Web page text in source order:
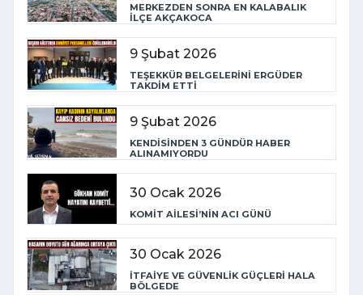
MERKEZDEN SONRA EN KALABALIK
İLÇE AKÇAKOCA
9 Şubat 2026
TEŞEKKÜR BELGELERİNİ ERGÜDER
TAKDİM ETTİ
9 Şubat 2026
KENDİSİNDEN 3 GÜNDÜR HABER
ALINAMIYORDU
30 Ocak 2026
KOMİT AİLESİ’NİN ACI GÜNÜ
30 Ocak 2026
İTFAİYE VE GÜVENLİK GÜÇLERİ HALA
BÖLGEDE